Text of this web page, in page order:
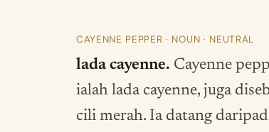
CAYENNE PEPPER · NOUN · NEUTRAL
lada cayenne. Cayenne
ialah lada cayenne, juga
cili merah. Ia datang